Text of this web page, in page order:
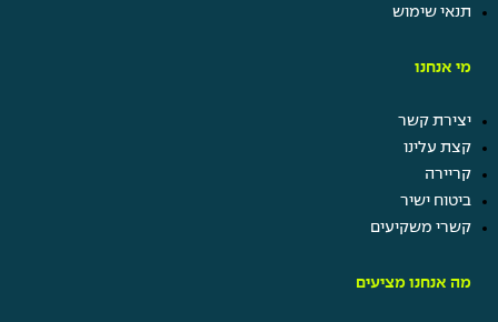
תנאי שימוש
מי אנחנו
יצירת קשר
קצת עלינו
קריירה
ביטוח ישיר
קשרי משקיעים
מה אנחנו מציעים